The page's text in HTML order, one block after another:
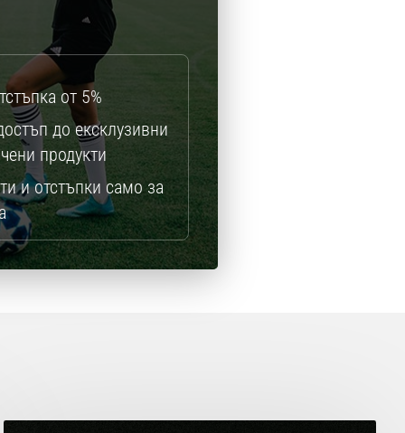
от 5%
до ексклузивни
продукти
и отстъпки само за